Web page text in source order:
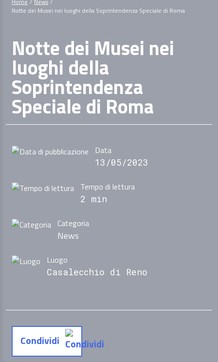
Home / News /
Notte dei Musei nei luoghi della Soprintendenza Speciale di Roma
Notte dei Musei nei
luoghi della
Soprintendenza
Speciale di Roma
Data
13/05/2023
Tempo di lettura
2 min
Categoria
News
Luogo
Casalecchio di Reno
Condividi